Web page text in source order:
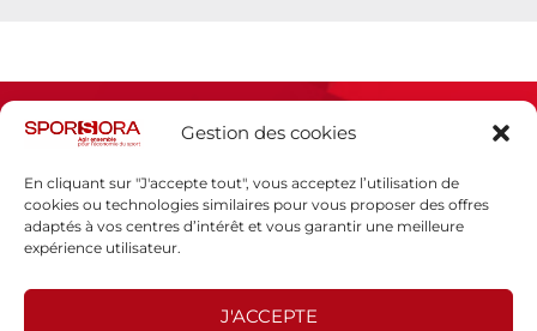
Gestion des cookies
En cliquant sur "J'accepte tout", vous acceptez l’utilisation de
cookies ou technologies similaires pour vous proposer des offres
adaptés à vos centres d’intérêt et vous garantir une meilleure
expérience utilisateur.
J'ACCEPTE
Espace presse
Politique de confidentialité